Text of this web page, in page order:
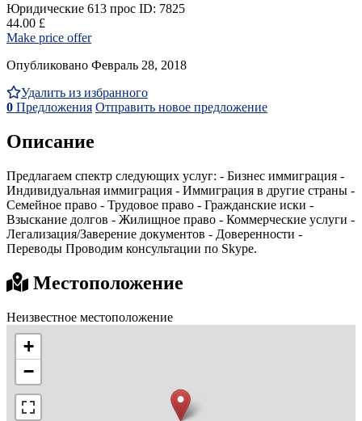
Юридические 613 прос ID: 7825
44.00 £
Make price offer
Опубликовано Февраль 28, 2018
Удалить из избранного
0 Предложения Отправить новое предложение
Описание
Предлагаем спектр следующих услуг: - Бизнес иммиграция -
Индивидуальная иммиграция - Иммиграция в другие страны -
Семейное право - Трудовое право - Гражданские иски -
Взыскание долгов - Жилищное право - Коммерческие услуги -
Легализация/Заверение документов - Доверенности -
Переводы Проводим консультации по Skype.
Местоположение
Неизвестное местоположение
+
−